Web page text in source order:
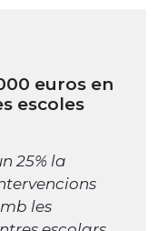
euros en
escoles
25% la
les